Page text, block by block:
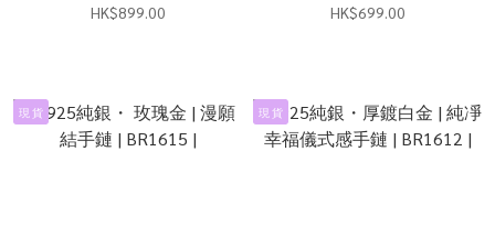
HK$899.00
HK$699.00
現 貨 現 貨